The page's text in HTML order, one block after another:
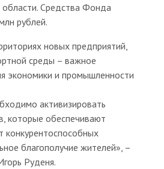
Средства Фонда
рублей.
новых предприятий,
среды – важное
экономики и промышленности
активизировать
которые обеспечивают
конкурентоспособных
благополучие жителей», –
Руденя.